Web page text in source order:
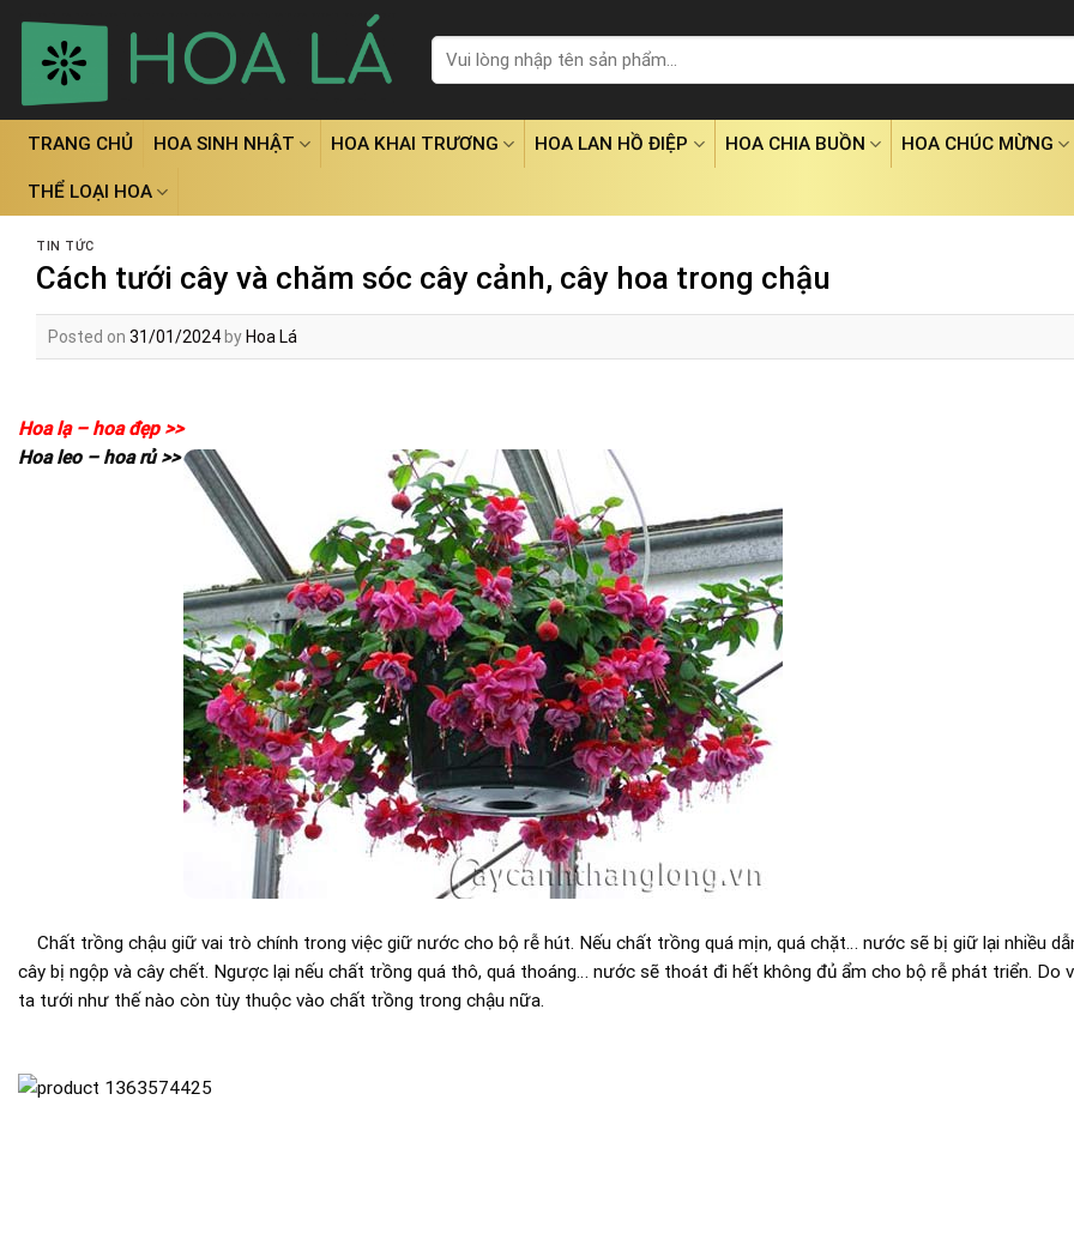
content
Tìm
kiếm:
TRANG CHỦ HOA SINH NHẬT HOA KHAI TRƯƠNG HOA LAN HỒ ĐIỆP HOA CHIA BUỒN HOA CHÚC MỪNG
THỂ LOẠI HOA
TIN TỨC
Cách tưới cây và chăm sóc cây cảnh, cây hoa trong chậu
Posted on 31/01/2024 by Hoa Lá
Hoa lạ – hoa đẹp >>
Hoa leo – hoa rủ >>
Chất trồng chậu giữ vai trò chính trong việc giữ nước cho bộ rễ hút. Nếu chất trồng quá mịn, quá chặt… nước sẽ bị giữ lại nhiều
cây bị ngộp và cây chết. Ngược lại nếu chất trồng quá thô, quá thoáng… nước sẽ thoát đi hết không đủ ẩm cho bộ rễ phát triển. Do
ta tưới như thế nào còn tùy thuộc vào chất trồng trong chậu nữa.